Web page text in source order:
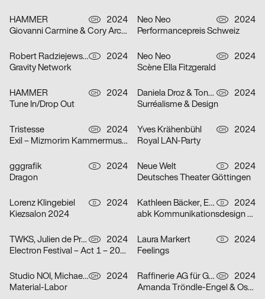
HAMMER CH
2024
Giovanni Carmine & Cory Arcangel: ALL I EAT IN A DAY
Neo Neo CH
2024
Performancepreis Schweiz
Robert Radziejewski, Michal Veltruský D
2024
Gravity Network
Neo Neo CH
2024
Scène Ella Fitzgerald
HAMMER CH
2024
Tune In/Drop Out
Daniela Droz & Tonatiuh Ambrosetti, Neo Neo CH
2024
Surréalisme & Design
Tristesse CH
2024
Exil – Mizmorim Kammermusik Festival Basel
Yves Krähenbühl CH
2024
Royal LAN-Party
gggrafik D
2024
Dragon
Neue Welt D
2024
Deutsches Theater Göttingen
Lorenz Klingebiel D
2024
Kiezsalon 2024
Kathleen Bäcker, Emma Dreiucker, Julius Geyer, Max Reichert D
2024
abk Kommunikationsdesign Workshops
TWKS, Julien de Preux, Mathilde Veuthey CH
2024
Electron Festival – Act 1 – 2024
Laura Markert D
2024
Feelings
Studio NOI, Michael Lio CH
2024
Material-Labor
Raffinerie AG für Gestaltung CH
2024
Amanda Tröndle-Engel & Oskar Tröndle